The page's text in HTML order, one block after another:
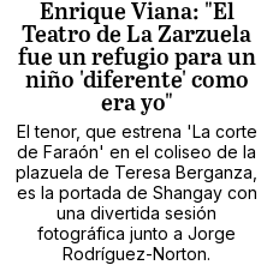
Enrique Viana: "El
Teatro de La Zarzuela
fue un refugio para un
niño 'diferente' como
era yo"
El tenor, que estrena 'La corte
de Faraón' en el coliseo de la
plazuela de Teresa Berganza,
es la portada de Shangay con
una divertida sesión
fotográfica junto a Jorge
Rodríguez-Norton.